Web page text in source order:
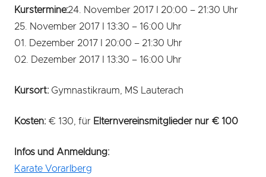
Kurstermine:24. November 2017 I 20:00 – 21:30 Uhr
25. November 2017 I 13:30 – 16:00 Uhr
01. Dezember 2017 I 20:00 – 21:30 Uhr
02. Dezember 2017 I 13:30 – 16:00 Uhr
Kursort: Gymnastikraum, MS Lauterach
Kosten: € 130, für Elternvereinsmitglieder nur € 100
Infos und Anmeldung:
Karate Vorarlberg